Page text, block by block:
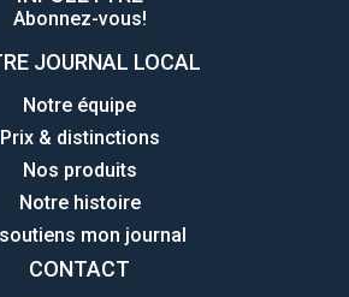
Abonnez-vous!
JOURNAL LOCAL
Notre équipe
Prix & distinctions
Nos produits
Notre histoire
mon journal
CONTACT